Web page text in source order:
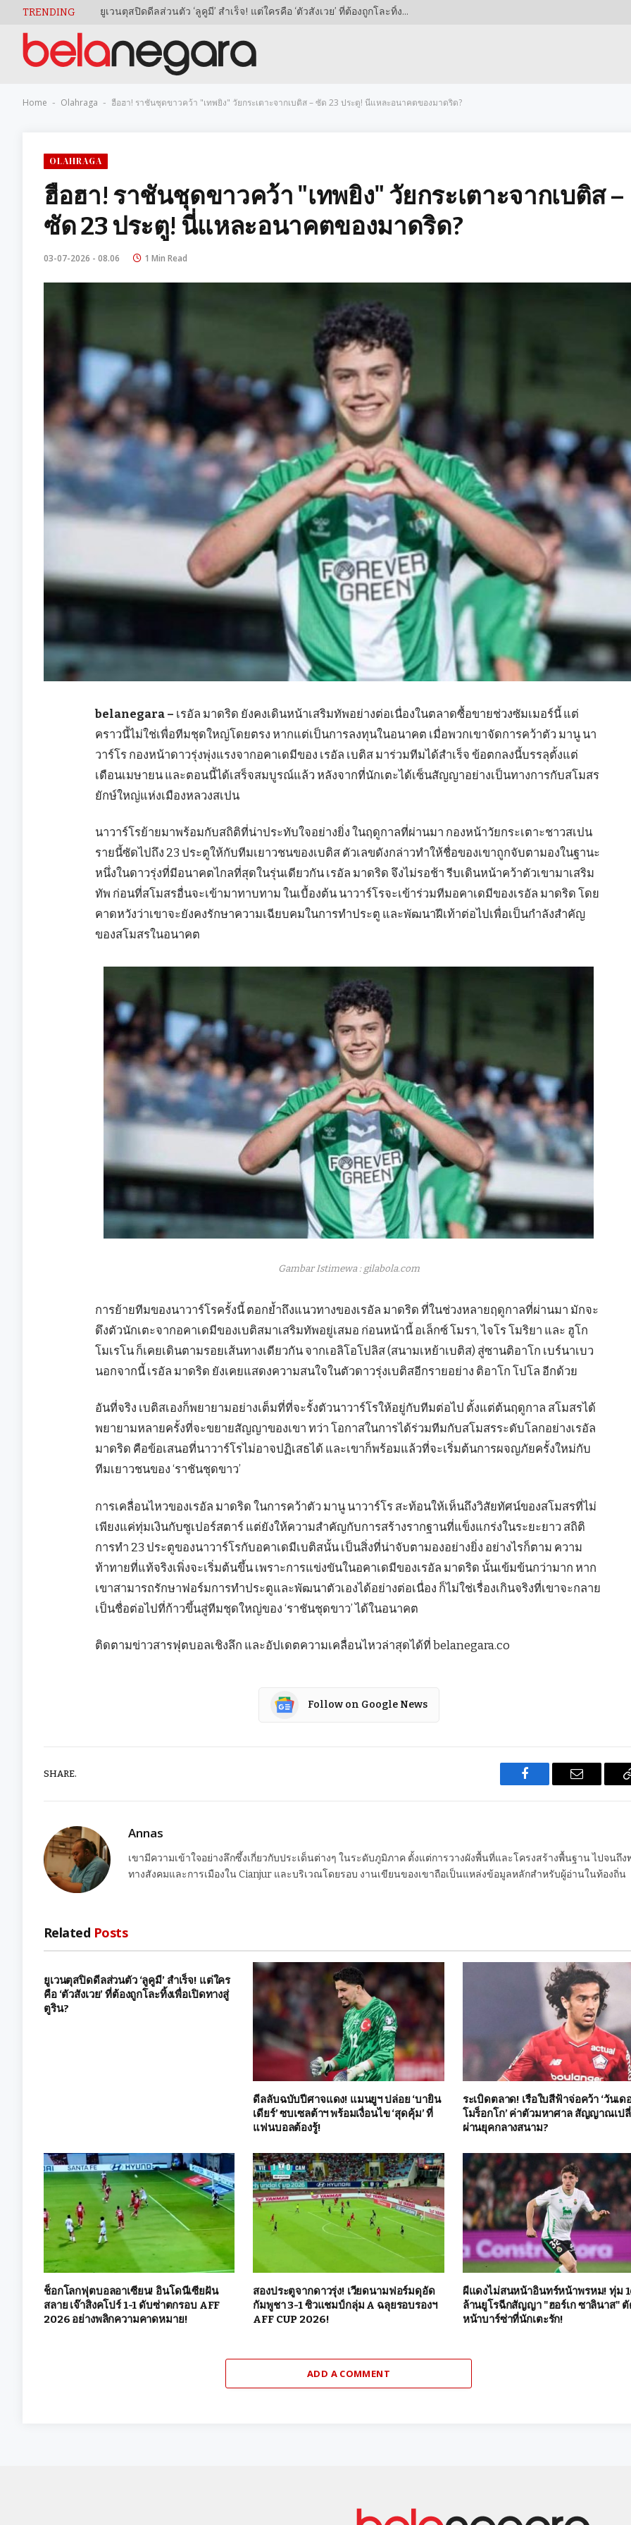
TRENDING ยูเวนตุสปิดดีลส่วนตัว ‘ลูคูมี’ สำเร็จ! แต่ใครคือ ‘ตัวสังเวย’ ที่ต้องถูกโละทิ้งเพื่อเปิดทางสู่ตูริน?
Home - Olahraga - ฮือฮา! ราชันชุดขาวคว้า "เทพยิง" วัยกระเตาะจากเบติส – ซัด 23 ประตู! นี่แหละอนาคตของมาดริด?
OLAHRAGA
ฮือฮา! ราชันชุดขาวคว้า "เทพยิง" วัยกระเตาะจากเบติส –
ซัด 23 ประตู! นี่แหละอนาคตของมาดริด?
03-07-2026 - 08.06 1 Min Read
belanegara – เรอัล มาดริด ยังคงเดินหน้าเสริมทัพอย่างต่อเนื่องในตลาดซื้อขายช่วงซัมเมอร์นี้ แต่
คราวนี้ไม่ใช่เพื่อทีมชุดใหญ่โดยตรง หากแต่เป็นการลงทุนในอนาคต เมื่อพวกเขาจัดการคว้าตัว มานู นา
วาร์โร กองหน้าดาวรุ่งพุ่งแรงจากอคาเดมีของ เรอัล เบติส มาร่วมทีมได้สำเร็จ ข้อตกลงนี้บรรลุตั้งแต่
เดือนเมษายน และตอนนี้ได้เสร็จสมบูรณ์แล้ว หลังจากที่นักเตะได้เซ็นสัญญาอย่างเป็นทางการกับสโมสร
ยักษ์ใหญ่แห่งเมืองหลวงสเปน
นาวาร์โรย้ายมาพร้อมกับสถิติที่น่าประทับใจอย่างยิ่ง ในฤดูกาลที่ผ่านมา กองหน้าวัยกระเตาะชาวสเปน
รายนี้ซัดไปถึง 23 ประตูให้กับทีมเยาวชนของเบติส ตัวเลขดังกล่าวทำให้ชื่อของเขาถูกจับตามองในฐานะ
หนึ่งในดาวรุ่งที่มีอนาคตไกลที่สุดในรุ่นเดียวกัน เรอัล มาดริด จึงไม่รอช้า รีบเดินหน้าคว้าตัวเขามาเสริม
ทัพ ก่อนที่สโมสรอื่นจะเข้ามาทาบทาม ในเบื้องต้น นาวาร์โรจะเข้าร่วมทีมอคาเดมีของเรอัล มาดริด โดย
คาดหวังว่าเขาจะยังคงรักษาความเฉียบคมในการทำประตู และพัฒนาฝีเท้าต่อไปเพื่อเป็นกำลังสำคัญ
ของสโมสรในอนาคต
Gambar Istimewa : gilabola.com
การย้ายทีมของนาวาร์โรครั้งนี้ ตอกย้ำถึงแนวทางของเรอัล มาดริด ที่ในช่วงหลายฤดูกาลที่ผ่านมา มักจะ
ดึงตัวนักเตะจากอคาเดมีของเบติสมาเสริมทัพอยู่เสมอ ก่อนหน้านี้ อเล็กซ์ โมรา, ไจโร โมริยา และ ฮูโก
โมเรโน ก็เคยเดินตามรอยเส้นทางเดียวกัน จากเอลิโอโปลิส (สนามเหย้าเบติส) สู่ซานติอาโก เบร์นาเบว
นอกจากนี้ เรอัล มาดริด ยังเคยแสดงความสนใจในตัวดาวรุ่งเบติสอีกรายอย่าง ติอาโก โปโล อีกด้วย
อันที่จริง เบติสเองก็พยายามอย่างเต็มที่ที่จะรั้งตัวนาวาร์โรให้อยู่กับทีมต่อไป ตั้งแต่ต้นฤดูกาล สโมสรได้
พยายามหลายครั้งที่จะขยายสัญญาของเขา ทว่า โอกาสในการได้ร่วมทีมกับสโมสรระดับโลกอย่างเรอัล
มาดริด คือข้อเสนอที่นาวาร์โรไม่อาจปฏิเสธได้ และเขาก็พร้อมแล้วที่จะเริ่มต้นการผจญภัยครั้งใหม่กับ
ทีมเยาวชนของ ‘ราชันชุดขาว’
การเคลื่อนไหวของเรอัล มาดริด ในการคว้าตัว มานู นาวาร์โร สะท้อนให้เห็นถึงวิสัยทัศน์ของสโมสรที่ไม่
เพียงแค่ทุ่มเงินกับซูเปอร์สตาร์ แต่ยังให้ความสำคัญกับการสร้างรากฐานที่แข็งแกร่งในระยะยาว สถิติ
การทำ 23 ประตูของนาวาร์โรกับอคาเดมีเบติสนั้น เป็นสิ่งที่น่าจับตามองอย่างยิ่ง อย่างไรก็ตาม ความ
ท้าทายที่แท้จริงเพิ่งจะเริ่มต้นขึ้น เพราะการแข่งขันในอคาเดมีของเรอัล มาดริด นั้นเข้มข้นกว่ามาก หาก
เขาสามารถรักษาฟอร์มการทำประตูและพัฒนาตัวเองได้อย่างต่อเนื่อง ก็ไม่ใช่เรื่องเกินจริงที่เขาจะกลาย
เป็นชื่อต่อไปที่ก้าวขึ้นสู่ทีมชุดใหญ่ของ ‘ราชันชุดขาว’ ได้ในอนาคต
ติดตามข่าวสารฟุตบอลเชิงลึก และอัปเดตความเคลื่อนไหวล่าสุดได้ที่ belanegara.co
Follow on Google News
SHARE.
Facebook Email
Annas
เขามีความเข้าใจอย่างลึกซึ้งเกี่ยวกับประเด็นต่างๆ ในระดับภูมิภาค ตั้งแต่การวางผังพื้นที่และโครงสร้างพื้นฐาน ไปจนถึง
ทางสังคมและการเมืองใน Cianjur และบริเวณโดยรอบ งานเขียนของเขาถือเป็นแหล่งข้อมูลหลักสำหรับผู้อ่านในท้องถิ่น
Related Posts
ยูเวนตุสปิดดีลส่วนตัว ‘ลูคูมี’ สำเร็จ! แต่ใคร
คือ ‘ตัวสังเวย’ ที่ต้องถูกโละทิ้งเพื่อเปิดทางสู่
ตูริน?
ดีลลับฉบับปีศาจแดง! แมนยูฯ ปล่อย ‘บายิน
เดียร์’ ซบเซลต้าฯ พร้อมเงื่อนไข ‘สุดคุ้ม’ ที่
แฟนบอลต้องรู้!
ระเบิดตลาด! เรือใบสีฟ้าจ่อคว้า ‘วันเด
โมร็อกโก’ ค่าตัวมหาศาล สัญญาณเป
ผ่านยุคกลางสนาม?
ช็อกโลกฟุตบอลอาเซียน! อินโดนีเซียฝัน
สลาย เจ๊าสิงคโปร์ 1-1 ดับซ่าตกรอบ AFF
2026 อย่างพลิกความคาดหมาย!
สองประตูจากดาวรุ่ง! เวียดนามฟอร์มดุอัด
กัมพูชา 3-1 ซิวแชมป์กลุ่ม A ฉลุยรอบรองฯ
AFF CUP 2026!
ผีแดงไม่สนหน้าอินทร์หน้าพรหม! ทุ่ม
ล้านยูโรฉีกสัญญา "ฮอร์เก ซาลินาส"
หน้าบาร์ซ่าที่นักเตะรัก!
ADD A COMMENT